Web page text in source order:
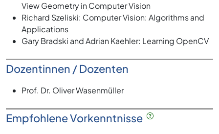
View Geometry in Computer Vision
Richard Szeliski: Computer Vision: Algorithms and
Applications
Gary Bradski and Adrian Kaehler: Learning OpenCV
Dozentinnen / Dozenten
Prof. Dr. Oliver Wasenmüller
Empfohlene Vorkenntnisse